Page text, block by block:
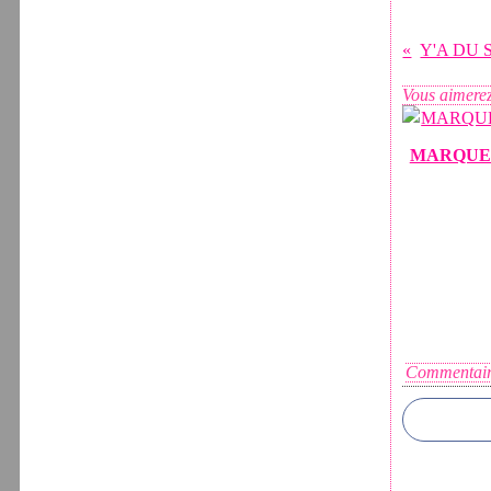
Y'A DU
Vous